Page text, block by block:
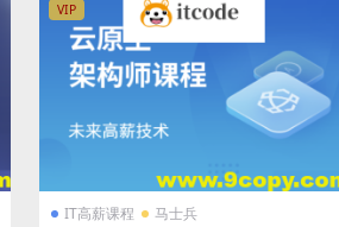
VIP
IT高薪课程 马士兵